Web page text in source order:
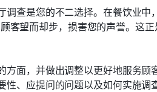
查是您的不二选择。在餐饮业中
客望而却步，损害您的声誉。这
面，并做出调整以更好地服务顾
、应提问的问题以及如何实施调